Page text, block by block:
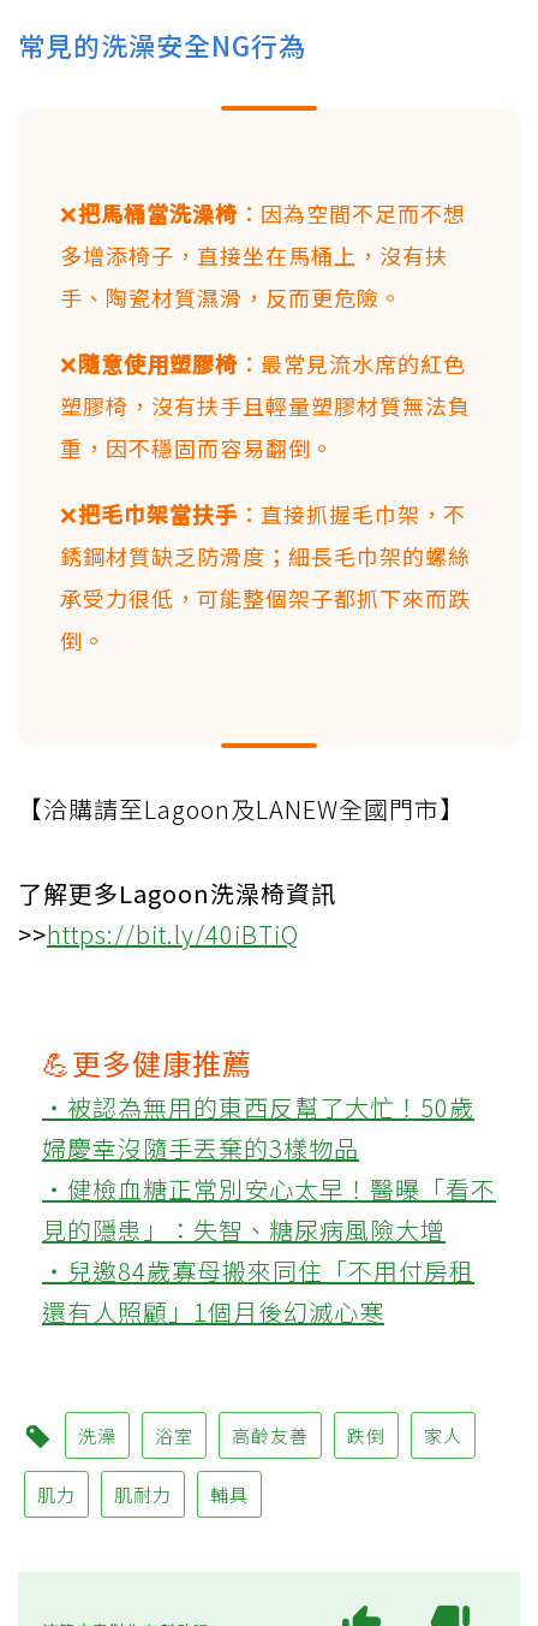
常見的洗澡安全NG行為
❌把馬桶當洗澡椅 ：因為空間不足而不想
多增添椅子，直接坐在馬桶上，沒有扶
手、陶瓷材質濕滑，反而更危險。
❌隨意使用塑膠椅 ：最常見流水席的紅色
塑膠椅，沒有扶手且輕量塑膠材質無法負
重，因不穩固而容易翻倒。
❌把毛巾架當扶手 ：直接抓握毛巾架，不
銹鋼材質缺乏防滑度；細長毛巾架的螺絲
承受力很低，可能整個架子都抓下來而跌
倒。
【洽購請至Lagoon及LANEW全國門市】
了解更多Lagoon洗澡椅資訊
>>https://bit.ly/40iBTiQ
💪更多健康推薦
‧被認為無用的東西反幫了大忙！50歲
婦慶幸沒隨手丟棄的3樣物品
‧健檢血糖正常別安心太早！醫曝「看不
見的隱患」：失智、糖尿病風險大增
‧兒邀84歲寡母搬來同住「不用付房租
還有人照顧」1個月後幻滅心寒
洗澡 浴室 高齡友善 跌倒 家人
肌力 肌耐力 輔具